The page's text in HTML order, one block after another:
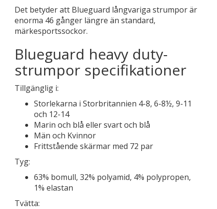
Det betyder att Blueguard långvariga strumpor är
enorma 46 gånger längre än standard,
märkesportssockor.
Blueguard heavy duty-
strumpor specifikationer
Tillgänglig i:
Storlekarna i Storbritannien 4-8, 6-8½, 9-11
och 12-14
Marin och blå eller svart och blå
Män och Kvinnor
Frittstående skärmar med 72 par
Tyg:
63% bomull, 32% polyamid, 4% polypropen,
1% elastan
Tvätta: